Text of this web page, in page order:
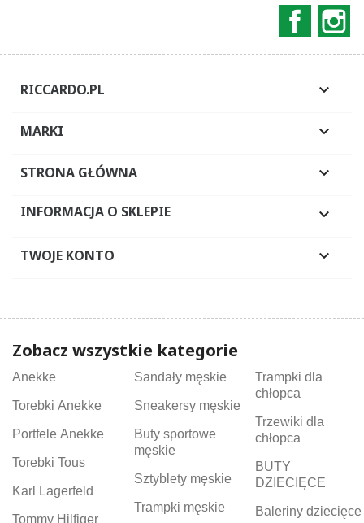
RICCARDO.PL 
MARKI 
STRONA GŁÓWNA 
INFORMACJA O SKLEPIE 
TWOJE KONTO 
Zobacz wszystkie kategorie
Anekke
Torebki Anekke
Portfele Anekke
Torebki Tous
Karl Lagerfeld
Tommy Hilfiger
Sandały męskie
Sneakersy męskie
Buty sportowe
męskie
Sztyblety męskie
Trampki męskie
Trampki dla
chłopca
Trzewiki dla
chłopca
BUTY
DZIECIĘCE
Baleriny dziecięce